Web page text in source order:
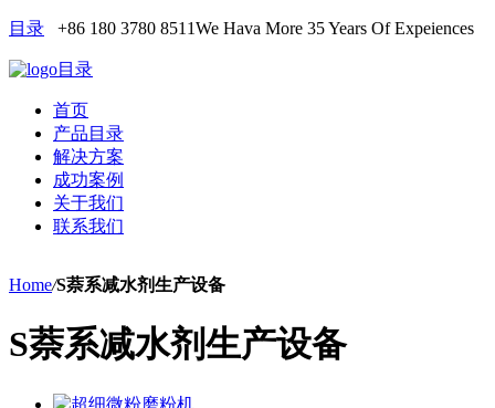
目录 +86 180 3780 8511We Hava More 35 Years Of Expeiences
目录
首页
产品目录
解决方案
成功案例
关于我们
联系我们
Home/S萘系减水剂生产设备
S萘系减水剂生产设备